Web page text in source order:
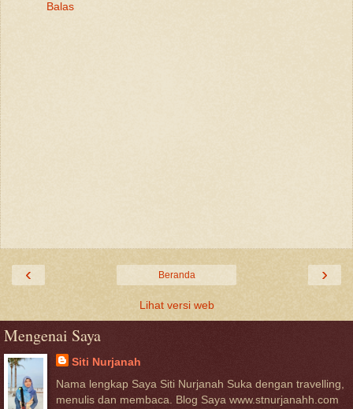
Balas
‹ ›
Beranda
Lihat versi web
Mengenai Saya
Siti Nurjanah
Nama lengkap Saya Siti Nurjanah Suka dengan travelling,
menulis dan membaca. Blog Saya www.stnurjanahh.com